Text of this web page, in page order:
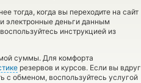
тогда, когда вы переходите на сайт
электронные деньги данным
инструкцией из
суммы. Для комфорта
резервов и курсов. Если вы вдруг
с обменом, воспользуйтесь услугой